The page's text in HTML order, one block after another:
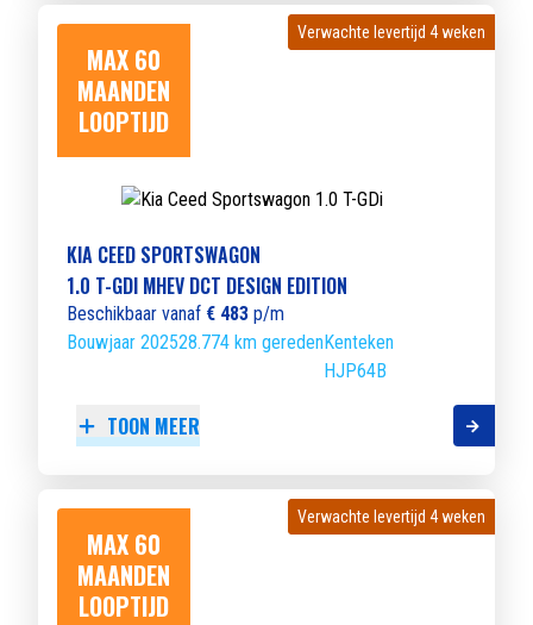
MAX 60
MAANDEN
LOOPTIJD
Verwachte levertijd 4 weken
Verwachte levertijd 4 weken
KIA CEED SPORTSWAGON
1.0 T-GDI MHEV DCT DESIGN EDITION
Beschikbaar vanaf € 483 p/m
Bouwjaar 202528.774 km geredenKenteken
HJP64B
TOON MEER
MAX 60
MAANDEN
LOOPTIJD
Verwachte levertijd 4 weken
Verwachte levertijd 4 weken